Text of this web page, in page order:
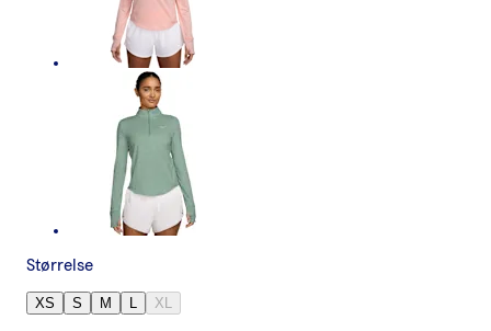
Størrelse
XS S M L XL